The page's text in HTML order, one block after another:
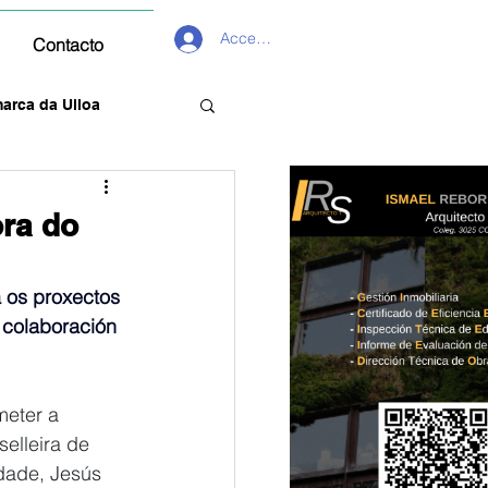
Contacto Acceder
da Ulloa
do
proxectos
a
de
Jesús